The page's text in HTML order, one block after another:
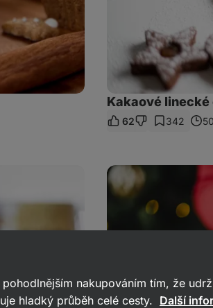
Kakaové
62 342
Vánoční
ze
-
hned
nakupováním tím, že
hladký průběh celé cesty. Další